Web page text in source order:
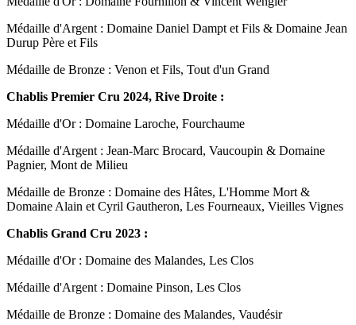
Médaille d'Argent : Domaine Daniel Dampt et Fils & Domaine Jean
Durup Père et Fils
Médaille de Bronze : Venon et Fils, Tout d'un Grand
Chablis Premier Cru 2024, Rive Droite :
Médaille d'Or : Domaine Laroche, Fourchaume
Médaille d'Argent : Jean-Marc Brocard, Vaucoupin & Domaine
Pagnier, Mont de Milieu
Médaille de Bronze : Domaine des Hâtes, L'Homme Mort &
Domaine Alain et Cyril Gautheron, Les Fourneaux, Vieilles Vignes
Chablis Grand Cru 2023 :
Médaille d'Or : Domaine des Malandes, Les Clos
Médaille d'Argent : Domaine Pinson, Les Clos
Médaille de Bronze : Domaine des Malandes, Vaudésir